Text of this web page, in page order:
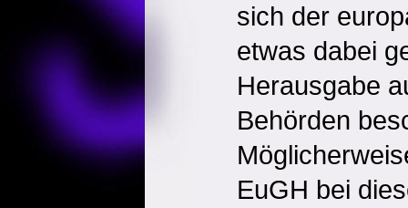
sich der
etwas dabei
Herausgabe
Behörden
EuGH bei